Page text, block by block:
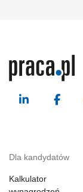
Dla kandydatów
Kalkulator